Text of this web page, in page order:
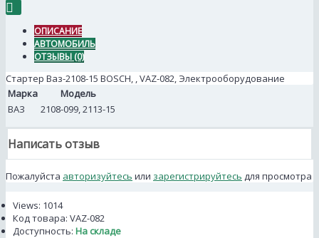
ОПИСАНИЕ
АВТОМОБИЛЬ
ОТЗЫВЫ (0)
Стартер Ваз-2108-15 BOSCH, , VAZ-082, Электрооборудование
Марка
Модель
ВАЗ
2108-099, 2113-15
Написать отзыв
Пожалуйста авторизуйтесь или зарегистрируйтесь для просмотра
Views: 1014
Код товара: VAZ-082
Доступность: На складе